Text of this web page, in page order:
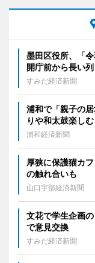
墨田区役所、「
開庁前から長い列
すみだ経済新聞
浦和で「親子の
りや和太鼓楽しむ
浦和経済新聞
厚狭に保護猫カ
の触れ合いも
山口宇部経済新聞
文花で学生企画
で意見交換
すみだ経済新聞